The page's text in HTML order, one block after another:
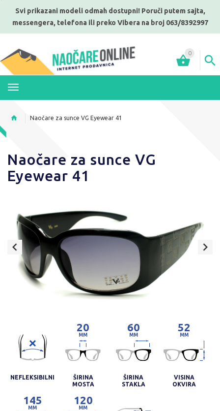
Svi prikazani modeli odmah dostupni! Poruči putem sajta,
messengera, telefona ili preko Vibera na broj 063/8392997
0
Naočare za sunce VG Eyewear 41
Naočare za sunce VG
Eyewear 41
NEFLEKSIBILNI
20
MM
ŠIRINA
MOSTA
60
MM
ŠIRINA
STAKLA
52
MM
VISINA
OKVIRA
145
MM
120
MM